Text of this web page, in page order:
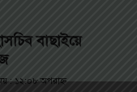
বাছাইয়ে
: ১২:০৮ অপরাহ্ণ